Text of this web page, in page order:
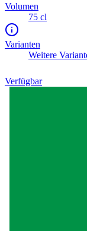
Volumen
75 cl
Varianten
Weitere
Verfügbar